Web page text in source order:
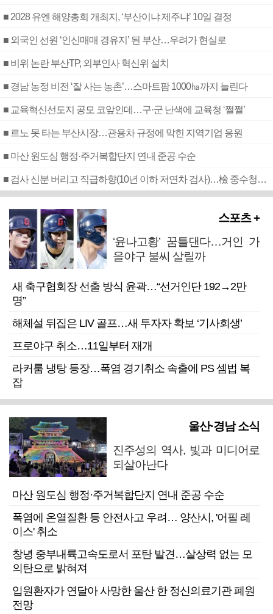
■ 2028 유엔 해양총회 개최지, ‘부산이냐 제주냐’ 10일 결정
■ 외국인 선원 ‘인신매매 경유지’ 된 부산…우려가 현실로
■ 비위 논란 부산TP, 외부인사 혁신위 설치
■ 경남 농정 비전 ‘잘 사는 농촌’…스마트팜 1000㏊까지 늘린다
■ 교육혁신선도지 공모 코앞인데…구·군 난색에 교육청 ‘쩔쩔’
■ 르노 못 타는 부산시장…관용차 규정에 막힌 지역기업 응원
■ 마산 원도심 행정·주거복합단지 연내 준공 수순
■ 검사 신분 버리고 직급하향(10년 이하 저연차 검사)…檢 중수청행 기피
스포츠 +
‘윤나고황’ 꿈틀댄다…거인 가
을야구 불씨 살릴까
새 축구협회장 선출 방식 윤곽…“선거인단 192→2만
명”
해체설 뒤집은 LIV 골프…새 투자자 확보 ‘기사회생’
프로야구 취소…11일부터 재개
라커룸 냉탕 등장…폭염 경기취소 속출에 PS 셈법 복
잡
울산·경남 소식
진주성의 역사, 빛과 미디어로
되살아난다
마산 원도심 행정·주거복합단지 연내 준공 수순
폭염에 온열질환 등 안전사고 우려… 양산시, '어필 레
이스' 취소
창녕 중부내륙고속도로서 포탄 발견…살상력 없는 모
의탄으로 밝혀져
입원환자가 연달아 사망한 울산 한 정신의료기관 폐원
전망